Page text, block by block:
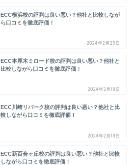
ECC横浜校の評判は良い悪い？他社と比較しなが
ら口コミを徹底評価！
2024年2月25日
ECC本厚木ミロード校の評判は良い悪い？他社と
比較しながら口コミを徹底評価！
2024年2月18日
ECC川崎リバーク校の評判は良い悪い？他社と比
較しながら口コミを徹底評価！
2024年2月18日
ECC新百合ヶ丘校の評判は良い悪い？他社と比較
しながら口コミを徹底評価！